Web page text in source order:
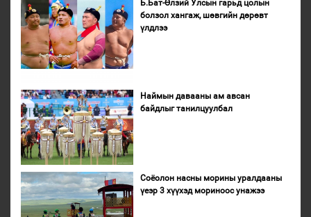
Б.Бат-Өлзий Улсын гарьд цолын
болзол хангаж, шөвгийн дөрөвт
үлдлээ
Наймын давааны ам авсан
байдлыг танилцуулбал
Соёолон насны морины уралдааны
үеэр 3 хүүхэд мориноос унажээ